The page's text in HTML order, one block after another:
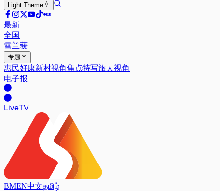
Light Theme
最新
全国
雪兰莪
专题
惠民好康新村视角焦点特写旅人视角
电子报
LiveTV
BMEN中文தமிழ்